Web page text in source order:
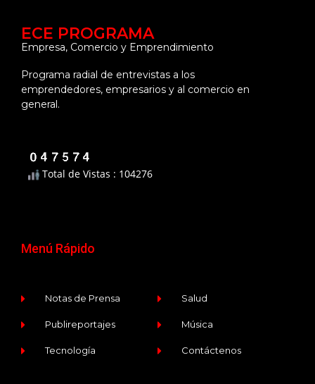
ECE PROGRAMA
Empresa, Comercio y Emprendimiento
Programa radial de entrevistas a los
emprendedores, empresarios y al comercio en
general.
Total de Vistas : 104276
Menú Rápido
Notas de Prensa
Publireportajes
Tecnología
Salud
Música
Contáctenos